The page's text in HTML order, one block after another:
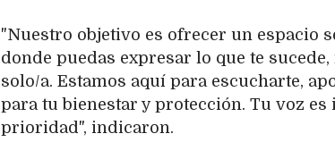
"Nuestro objetivo es ofrecer un espacio
donde puedas expresar lo que te
solo/a. Estamos aquí para escucharte,
para tu bienestar y protección. Tu voz
prioridad", indicaron.